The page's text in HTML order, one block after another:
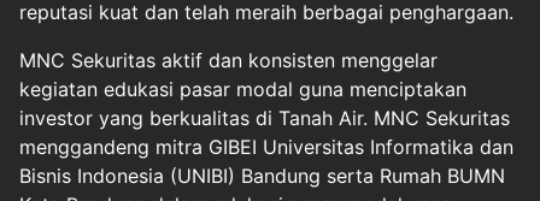
reputasi kuat dan telah meraih berbagai penghargaan.
MNC Sekuritas aktif dan konsisten menggelar
kegiatan edukasi pasar modal guna menciptakan
investor yang berkualitas di Tanah Air. MNC Sekuritas
menggandeng mitra GIBEI Universitas Informatika dan
Bisnis Indonesia (UNIBI) Bandung serta Rumah BUMN